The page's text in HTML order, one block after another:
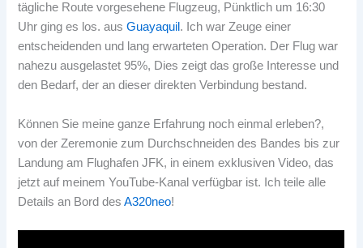
tägliche Route vorgesehene Flugzeug, Pünktlich um 16:30
Uhr ging es los. ausGuayaquil . Ich war Zeuge einer
entscheidenden und lang erwarteten Operation. Der Flug war
nahezu ausgelastet 95%, Dies zeigt das große Interesse und
den Bedarf, der an dieser direkten Verbindung bestand.
Können Sie meine ganze Erfahrung noch einmal erleben?,
von der Zeremonie zum Durchschneiden des Bandes bis zur
Landung am Flughafen JFK, in einem exklusiven Video, das
jetzt auf meinem YouTube-Kanal verfügbar ist. Ich teile alle
Details an Bord desA320neo!